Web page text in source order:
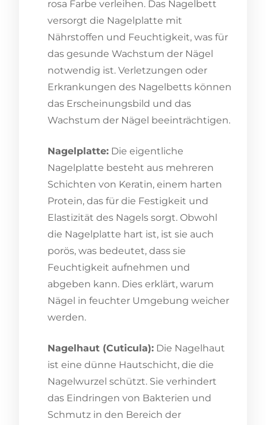
rosa Farbe verleihen. Das Nagelbett
versorgt die Nagelplatte mit
Nährstoffen und Feuchtigkeit, was für
das gesunde Wachstum der Nägel
notwendig ist. Verletzungen oder
Erkrankungen des Nagelbetts können
das Erscheinungsbild und das
Wachstum der Nägel beeinträchtigen.
Nagelplatte: Die eigentliche
Nagelplatte besteht aus mehreren
Schichten von Keratin, einem harten
Protein, das für die Festigkeit und
Elastizität des Nagels sorgt. Obwohl
die Nagelplatte hart ist, ist sie auch
porös, was bedeutet, dass sie
Feuchtigkeit aufnehmen und
abgeben kann. Dies erklärt, warum
Nägel in feuchter Umgebung weicher
werden.
Nagelhaut (Cuticula): Die Nagelhaut
ist eine dünne Hautschicht, die die
Nagelwurzel schützt. Sie verhindert
das Eindringen von Bakterien und
Schmutz in den Bereich der